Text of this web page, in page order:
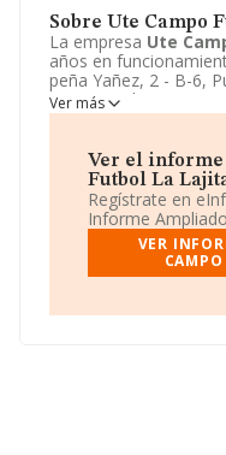
Sobre Ute Campo
La empresa Ute
años en
peña Yañez, 2 - B-6,
encuentra la empresa
CNAE que desarrolla
definida como Unión
Ver más
Ver el informe
Futbol La
Regístrate en
Informe
VER